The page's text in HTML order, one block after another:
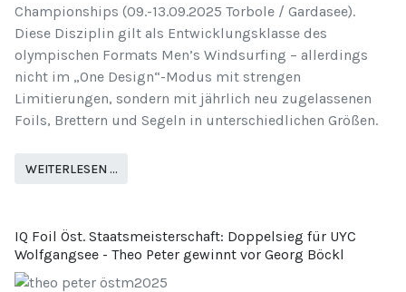
Championships (09.-13.09.2025 Torbole / Gardasee).
Diese Disziplin gilt als Entwicklungsklasse des
olympischen Formats Men’s Windsurfing – allerdings
nicht im „One Design“-Modus mit strengen
Limitierungen, sondern mit jährlich neu zugelassenen
Foils, Brettern und Segeln in unterschiedlichen Größen.
WEITERLESEN …
IQ Foil Öst. Staatsmeisterschaft: Doppelsieg für UYC
Wolfgangsee - Theo Peter gewinnt vor Georg Böckl